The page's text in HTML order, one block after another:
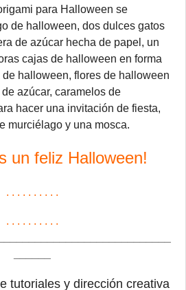
para Halloween se
de halloween, dos dulces gatos
de azúcar hecha de papel, un
cajas de halloween en forma
halloween, flores de halloween
azúcar, caramelos de
hacer una invitación de fiesta,
murciélago y una mosca.
un feliz Halloween!
. . . . . . . . . .
. . . . . . . . . .
tutoriales y dirección creativa